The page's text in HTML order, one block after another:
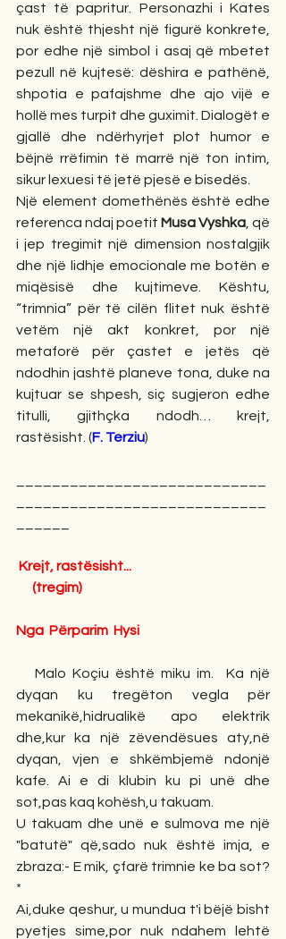
çast të papritur. Personazhi i Kates
nuk është thjesht një figurë konkrete,
por edhe një simbol i asaj që mbetet
pezull në kujtesë: dëshira e pathënë,
shpotia e pafajshme dhe ajo vijë e
hollë mes turpit dhe guximit. Dialogët e
gjallë dhe ndërhyrjet plot humor e
bëjnë rrëfimin të marrë një ton intim,
sikur lexuesi të jetë pjesë e bisedës.
Një element domethënës është edhe
referenca ndaj poetit Musa Vyshka , që
i jep tregimit një dimension nostalgjik
dhe një lidhje emocionale me botën e
miqësisë dhe kujtimeve. Kështu,
“trimnia” për të cilën flitet nuk është
vetëm një akt konkret, por një
metaforë për çastet e jetës që
ndodhin jashtë planeve tona, duke na
kujtuar se shpesh, siç sugjeron edhe
titulli, gjithçka ndodh… krejt,
rastësisht. (F. Terziu)
Krejt, rastësisht...
(tregim)
Nga  Përparim  Hysi
Malo Koçiu është miku im.  Ka një
dyqan ku tregëton vegla për
mekanikë,hidrualikë apo elektrik
dhe,kur ka një zëvendësues aty,në
dyqan, vjen e shkëmbjemë ndonjë
kafe. Ai e di klubin ku pi unë dhe
sot,pas kaq kohësh,u takuam.
U takuam dhe unë e sulmova me një
"batutë" që,sado nuk është imja, e
zbraza:- E mik, çfarë trimnie ke ba sot?
*
Ai,duke qeshur, u mundua t'i bëjë bisht
pyetjes sime,por nuk ndahem lehtë